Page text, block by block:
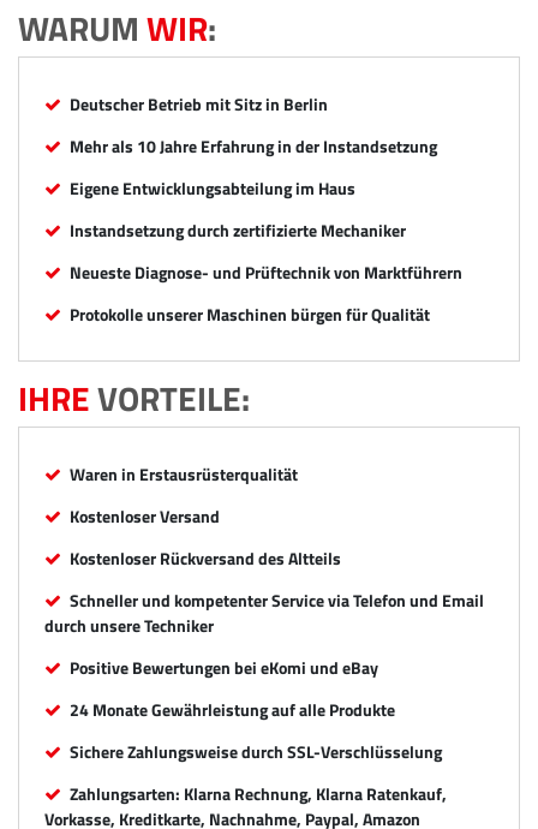
WARUMWIR:
Deutscher Betrieb mit Sitz in Berlin
Mehr als 10 Jahre Erfahrung in der Instandsetzung
Eigene Entwicklungsabteilung im Haus
Instandsetzung durch zertifizierte Mechaniker
Neueste Diagnose- und Prüftechnik von Marktführern
Protokolle unserer Maschinen bürgen für Qualität
IHREVORTEILE:
Waren in Erstausrüsterqualität
Kostenloser Versand
Kostenloser Rückversand des Altteils
Schneller und kompetenter Service via Telefon und Email
durch unsere Techniker
Positive Bewertungen bei eKomi und eBay
24 Monate Gewährleistung auf alle Produkte
Sichere Zahlungsweise durch SSL-Verschlüsselung
Zahlungsarten: Klarna Rechnung, Klarna Ratenkauf,
Vorkasse, Kreditkarte, Nachnahme, Paypal, Amazon